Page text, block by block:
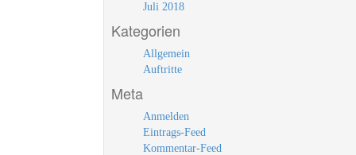
Juli 2018
Kategorien
Allgemein
Auftritte
Meta
Anmelden
Eintrags-Feed
Kommentar-Feed